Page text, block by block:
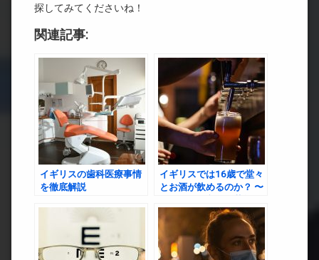
探してみてくださいね！
関連記事:
イギリスの歯科医療事情
を徹底解説
イギリスでは16歳で堂々
とお酒が飲めるのか？ 〜
への影響〜